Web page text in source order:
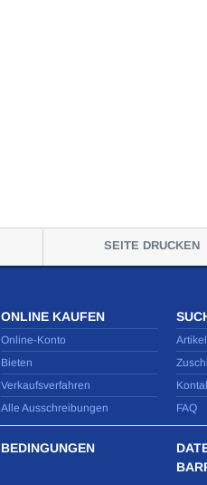
SEITE DRUCKEN
ONLINE KAUFEN
Online-Konto
Bieten
Verkaufsverfahren
Alle Ausschreibungen
FAQ
BEDINGUNGEN